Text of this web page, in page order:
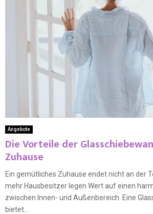
Angebote
Die Vorteile der
Zuhause
Ein gemütliches Zuhause endet nicht an der
mehr Hausbesitzer legen Wert auf einen
zwischen Innen- und Außenbereich. Eine
bietet...